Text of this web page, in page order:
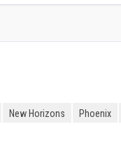
New Horizons Phoenix